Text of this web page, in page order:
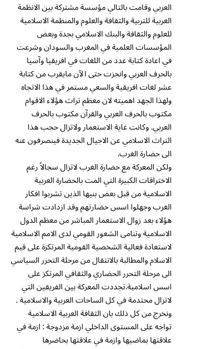
العربي وقامت بالتالي مؤسسة مشتركة بين الانظمة
العربية للتربية والثقافة والعلوم والمنظمة الاسلامية
للعلوم والثقافة والبنك الاسلامي بجدة وبعض
المؤسسات العلمية في المغرب والسودان وشرعت
في اعادة كتابة عدد من اللغات في افريقيا وآسيا
بالحرف العربي وانجزت حتى الآن مايقرب من كتابة
عشر لغات افريقية والسعي مستمر في هذا الاتجاه
ولهذا الجهد اهميته لان معظم تراث هؤلاء الاقوام
مكتوب بالحرف العربي والقرآن مكتوب بالحرف
العربي. وكانت غاية الاستعمار ولاتزال حجب هذا
التراث الاسلامي عن الاجيال الجديدة فينصرفون عنه
الى حضارة الغرب.
ولكن المعركة مع حضارة الغرب لاتزال سجالاً رغم
الاختراقات الكبيرة التي المت بالحضارة العربية
الاسلامية من قبل بعض بنيها الذين تشربوا افكار
الغرب وجهلوا اسس حضارتهم وقد ازدادت شراسة
هؤلاء بعد زوال الاستعمار المباشر من معظم الدول
الاسلامية وتنامى الشعور القومي لدى الامم الاسلامية
لاستعادة فعالية الشخصية القومية المرتكزة على قيم
الاسلام والمطالبة بالانتقال من مرحلة التحرر السياسي
الى مرحلة التحرر الحضاري والثقافي المرتكز على
اسس اسلامية.تجددت المعركة بين الفريقين التي
لاتزال محتدمة في كل الساحات العربية والاسلامية .
ونخرج من كل ذلك بان الثقافة العربية الاسلامية
تواجه على المستوى الداخلي ازمة مزدوجة : ازمة في
علاقتها بماضيها وازمة في علاقتها بحاضرها